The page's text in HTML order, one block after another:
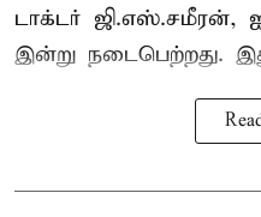
டாக்டர்
இன்று நடைபெற்றது.